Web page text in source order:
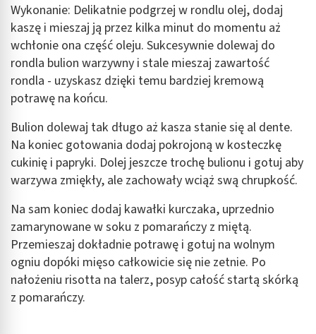
Wykonanie: Delikatnie podgrzej w rondlu olej, dodaj
kaszę i mieszaj ją przez kilka minut do momentu aż
wchłonie ona część oleju. Sukcesywnie dolewaj do
rondla bulion warzywny i stale mieszaj zawartość
rondla - uzyskasz dzięki temu bardziej kremową
potrawę na końcu.
Bulion dolewaj tak długo aż kasza stanie się al dente.
Na koniec gotowania dodaj pokrojoną w kosteczkę
cukinię i papryki. Dolej jeszcze trochę bulionu i gotuj aby
warzywa zmiękły, ale zachowały wciąż swą chrupkość.
Na sam koniec dodaj kawałki kurczaka, uprzednio
zamarynowane w soku z pomarańczy z miętą.
Przemieszaj dokładnie potrawę i gotuj na wolnym
ogniu dopóki mięso całkowicie się nie zetnie. Po
nałożeniu risotta na talerz, posyp całość startą skórką
z pomarańczy.